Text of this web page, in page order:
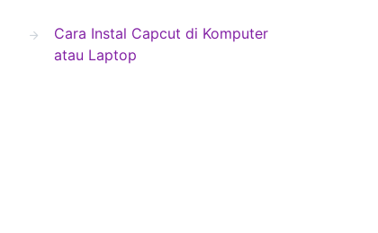
Cara Instal Capcut di Komputer
atau Laptop